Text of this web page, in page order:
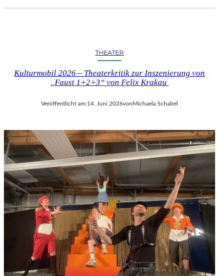
THEATER
Kulturmobil 2026 – Theaterkritik zur Inszenierung von
„Faust 1+2+3“ von Felix Krakau
Veröffentlicht am:14. Juni 2026vonMichaela Schabel